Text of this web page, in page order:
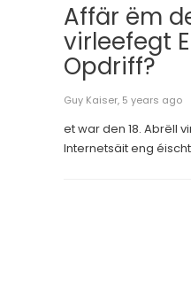
Affär ëm
virleefegt
Opdriff?
Guy Kaiser, 5 years ago
et war den 18. Abrëll
Internetsäit eng